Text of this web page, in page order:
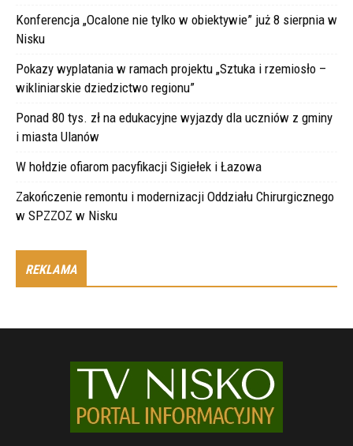
Konferencja „Ocalone nie tylko w obiektywie” już 8 sierpnia w
Nisku
Pokazy wyplatania w ramach projektu „Sztuka i rzemiosło –
wikliniarskie dziedzictwo regionu”
Ponad 80 tys. zł na edukacyjne wyjazdy dla uczniów z gminy
i miasta Ulanów
W hołdzie ofiarom pacyfikacji Sigiełek i Łazowa
Zakończenie remontu i modernizacji Oddziału Chirurgicznego
w SPZZOZ w Nisku
REKLAMA